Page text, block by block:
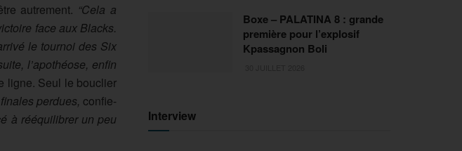
autrement. “Cela a
face aux Blacks.
le tournoi des Six
l’apothéose, enfin
ligne. Seul le bouclier
perdues, confie-
à rééquilibrer un peu
Boxe – PALATINA 8 : grande
première pour l’explosif
Kpassagnon Boli
Interview